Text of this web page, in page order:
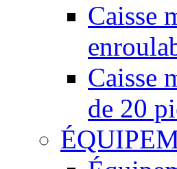
Caisse
Caisse
de 20